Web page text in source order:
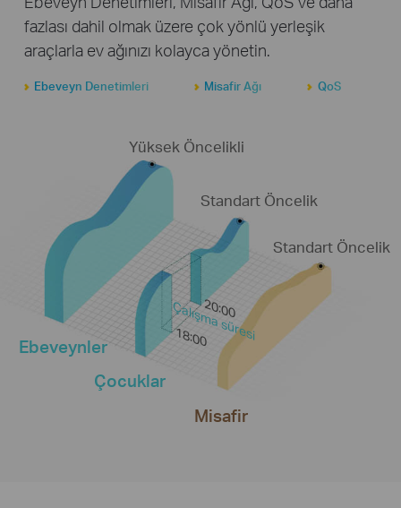
Ebeveynler
Çocuklar
Misafir
Yüksek Öncelikli
Standart Öncelik
Standart Öncelik
20:00
Çalışma süresi
18:00
fazlası dahil olmak üzere çok yönlü yerleşik
araçlarla ev ağınızı kolayca yönetin.
Ebeveyn Denetimleri Misafir Ağı QoS